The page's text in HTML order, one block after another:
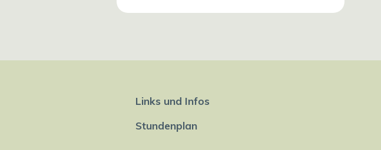
Links und Infos
Stundenplan